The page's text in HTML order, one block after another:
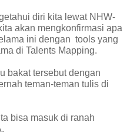
diri kita lewat NHW-
akan mengkonfirmasi apa
ini dengan tools yang
di Talents Mapping.
bakat tersebut dengan
teman-teman tulis di
bisa masuk di ranah